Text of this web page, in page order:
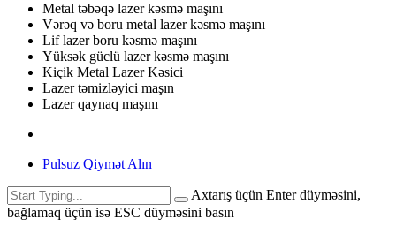
Metal təbəqə lazer kəsmə maşını
Vərəq və boru metal lazer kəsmə maşını
Lif lazer boru kəsmə maşını
Yüksək güclü lazer kəsmə maşını
Kiçik Metal Lazer Kəsici
Lazer təmizləyici maşın
Lazer qaynaq maşını
Pulsuz Qiymət Alın
Axtarış üçün Enter düyməsini,
bağlamaq üçün isə ESC düyməsini basın